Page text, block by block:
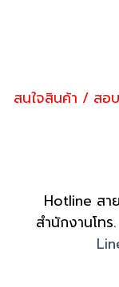
สนใจสินค้า / สอ
Hotline สา
สำนักงานโทร.